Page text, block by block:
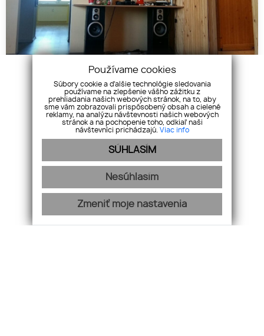
Veľkometrážny 4-izbový byt na ulici
BEREHOVSKEJ v Trebišove
Predaj, Trebišov
Používame cookies
Súbory cookie a ďalšie technológie sledovania
používame na zlepšenie vášho zážitku z
prehliadania našich webových stránok, na to, aby
sme vám zobrazovali prispôsobený obsah a cielené
reklamy, na analýzu návštevnosti našich webových
stránok a na pochopenie toho, odkiaľ naši
návštevníci prichádzajú. Viac info
SÚHLASÍM
Nesúhlasím
Zmeniť moje nastavenia